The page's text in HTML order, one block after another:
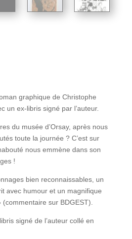
graphique de Christophe
un ex-libris signé par l’auteur.
du musée d’Orsay, après nous
toute la journée ? C’est sur
nous emmène dans son
!
bien reconnaissables, un
avec humour et un magnifique
(commentaire sur BDGEST).
signé de l’auteur collé en